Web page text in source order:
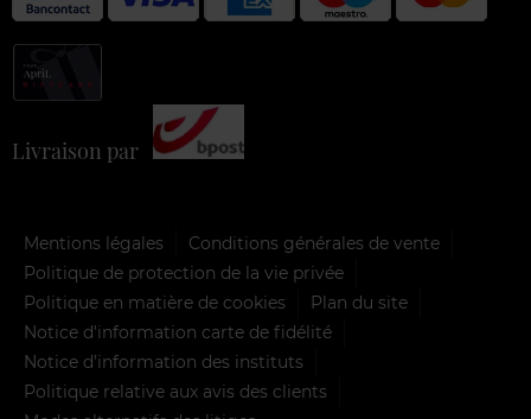
Livraison par
Mentions légales
Conditions générales de vente
Politique de protection de la vie privée
Politique en matière de cookies
Plan du site
Notice d'information carte de fidélité
Notice d’information des instituts
Politique relative aux avis des clients